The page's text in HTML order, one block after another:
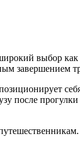
выбор как
завершением
после